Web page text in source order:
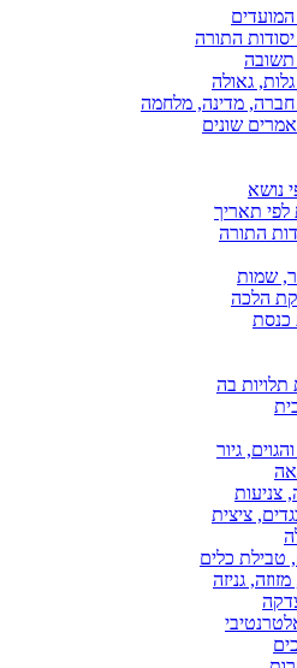
התורה
תשובה
גאולה
מדינה, מלחמה
שונים
נושא
תאריך
התורה
שמות
הלכה
כנסת
בה
גיור
צניעות
ציצית
טבילת כלים
גניזה
צדקה